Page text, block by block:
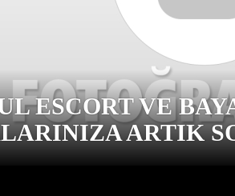
ESCORT VE
ARTIK